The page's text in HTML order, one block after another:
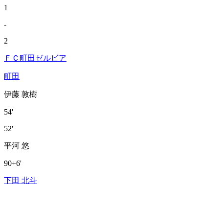
1
-
2
ＦＣ町田ゼルビア
町田
伊藤 敦樹
54'
52'
平河 悠
90+6'
下田 北斗